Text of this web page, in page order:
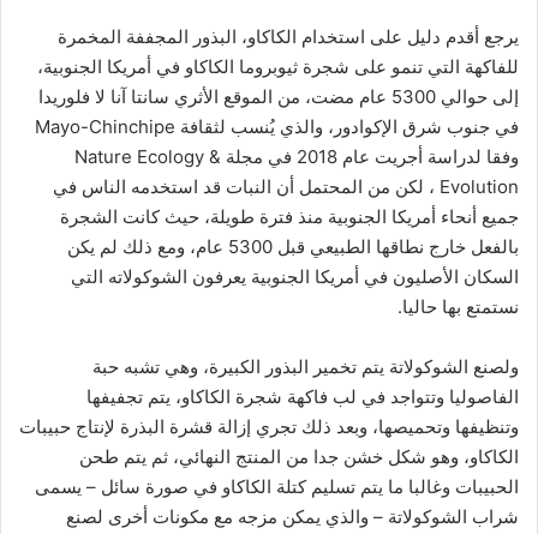
يرجع أقدم دليل على استخدام الكاكاو، البذور المجففة المخمرة
للفاكهة التي تنمو على شجرة ثيوبروما الكاكاو في أمريكا الجنوبية،
إلى حوالي 5300 عام مضت، من الموقع الأثري سانتا آنا لا فلوريدا
في جنوب شرق الإكوادور، والذي يُنسب لثقافة Mayo-Chinchipe
وفقا لدراسة أجريت عام 2018 في مجلة Nature Ecology &
Evolution ، لكن من المحتمل أن النبات قد استخدمه الناس في
جميع أنحاء أمريكا الجنوبية منذ فترة طويلة، حيث كانت الشجرة
بالفعل خارج نطاقها الطبيعي قبل 5300 عام، ومع ذلك لم يكن
السكان الأصليون في أمريكا الجنوبية يعرفون الشوكولاته التي
نستمتع بها حاليا.
ولصنع الشوكولاتة يتم تخمير البذور الكبيرة، وهي تشبه حبة
الفاصوليا وتتواجد في لب فاكهة شجرة الكاكاو، يتم تجفيفها
وتنظيفها وتحميصها، وبعد ذلك تجري إزالة قشرة البذرة لإنتاج حبيبات
الكاكاو، وهو شكل خشن جدا من المنتج النهائي، ثم يتم طحن
الحبيبات وغالبا ما يتم تسليم كتلة الكاكاو في صورة سائل – يسمى
شراب الشوكولاتة – والذي يمكن مزجه مع مكونات أخرى لصنع